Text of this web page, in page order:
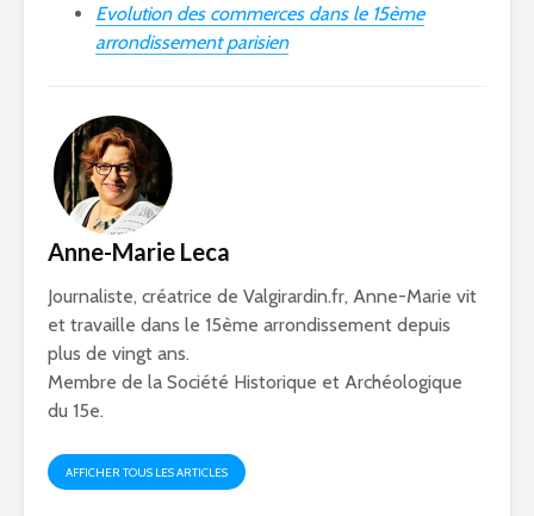
Evolution des commerces dans le 15ème
arrondissement parisien
Anne-Marie Leca
Journaliste, créatrice de Valgirardin.fr, Anne-Marie vit
et travaille dans le 15ème arrondissement depuis
plus de vingt ans.
Membre de la Société Historique et Archéologique
du 15e.
AFFICHER TOUS LES ARTICLES